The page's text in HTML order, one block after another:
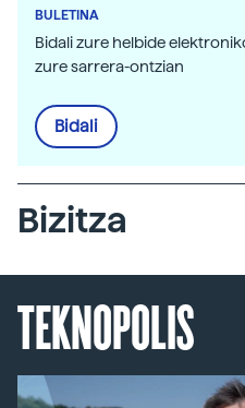
BULETINA
Bidali zure helbide
zure sarrera-ontzian
Bidali
Bizitza
TEKNOPOLIS